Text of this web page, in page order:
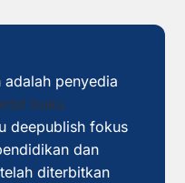
adalah penyedia
buku
deepublish fokus
dan
diterbitkan